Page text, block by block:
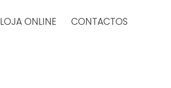
LOJA ONLINE CONTACTOS